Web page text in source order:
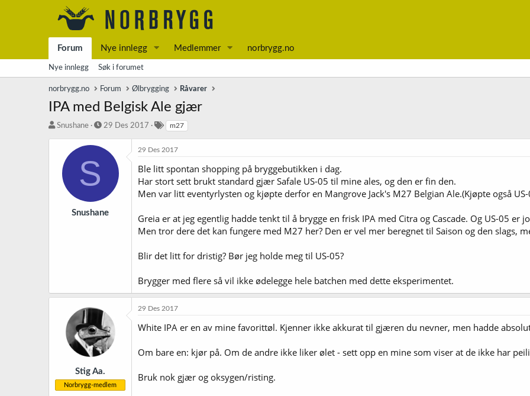
Forum Nye innlegg Medlemmer norbrygg.no
Nye innlegg Søk i forumet
norbrygg.no Forum Ølbrygging Råvarer
IPA med Belgisk Ale gjær
T
Snushane
S
t
o
29 Des 2017
i
k
d
m27
S
Snushane
29 Des 2017
Ble litt spontan shopping på bryggebutikken i dag.
Har stort sett brukt standard gjær Safale US-05 til mine ales, og den er fin den.
Men var litt eventyrlysten og kjøpte derfor en Mangrove Jack's M27 Belgian Ale.(Kjøpte også
Greia er at jeg egentlig hadde tenkt til å brygge en frisk IPA med Citra og Cascade. Og US-05 er
Men tror dere det kan fungere med M27 her? Den er vel mer beregnet til Saison og den slags,
Blir det litt for dristig? Bør jeg holde meg til US-05?
Brygger med flere så vil ikke ødelegge hele batchen med dette eksperimentet.
Stig Aa.
Norbrygg-medlem
29 Des 2017
White IPA er en av mine favorittøl. Kjenner ikke akkurat til gjæren du nevner, men hadde
Om bare en: kjør på. Om de andre ikke liker ølet - sett opp en mine som viser at de ikke har
Bruk nok gjær og oksygen/risting.